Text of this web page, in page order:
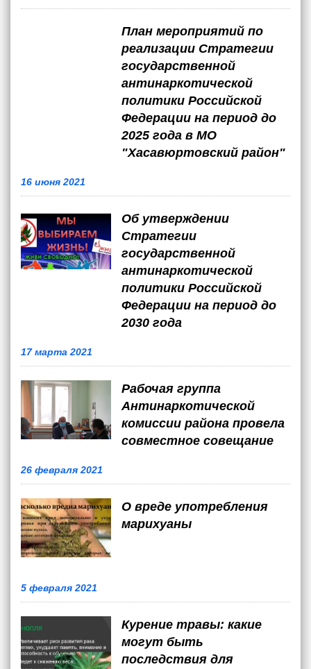
План мероприятий по
реализации Стратегии
государственной
антинаркотической
политики Российской
Федерации на период до
2025 года в МО
"Хасавюртовский район"
16 июня 2021
Об утверждении
Стратегии
государственной
антинаркотической
политики Российской
Федерации на период до
2030 года
17 марта 2021
Рабочая группа
Антинаркотической
комиссии района провела
совместное совещание
26 февраля 2021
О вреде употребления
марихуаны
5 февраля 2021
Курение травы: какие
могут быть
последствия для